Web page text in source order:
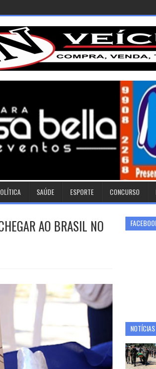
SAÚDE ESPORTE CONCURSO
AO BRASIL NO